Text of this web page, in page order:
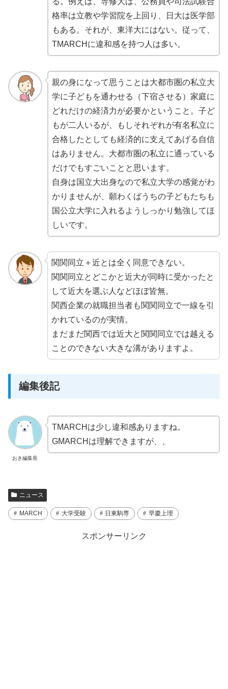
格率は立教や学習院を上回り、日大は医学部
もある。それが、東洋大にはない。従って、
TMARCHに違和感を持つ人は多い。
親の身になって思うことは大都市圏の私立大
学に子どもを通わせる（下宿させる）家庭に
どれだけの経済力が必要かということ。子ど
もが二人いるが、もしそれぞれが有名私立に
合格したとしても経済的に支えてあげる自信
はありません。大都市圏の私立に通っている
だけでもすごいことと思います。
自身は国立大出身なので私立大学の感覚がわ
かりませんが、願わくばうちの子どもたちも
国公立大学に入れるようしっかり勉強してほ
しいです。
関関同立＋近とは全く同意できない。
関関同立とどこかと近大が同時に受かったと
して近大を選ぶ人などほぼ皆無。
関西企業の就職担当者も関関同立で一線を引
かれているのが実情。
まだまだ関西では近大と関関同立では越える
ことのできない大きな溝がありますよ。
編集後記
おき編集長
TMARCHは少し違和感ありますね。
GMARCHは理解できますが、、
ニュース
MARCH 大学受験 日東駒専 早慶上理
スポンサーリンク